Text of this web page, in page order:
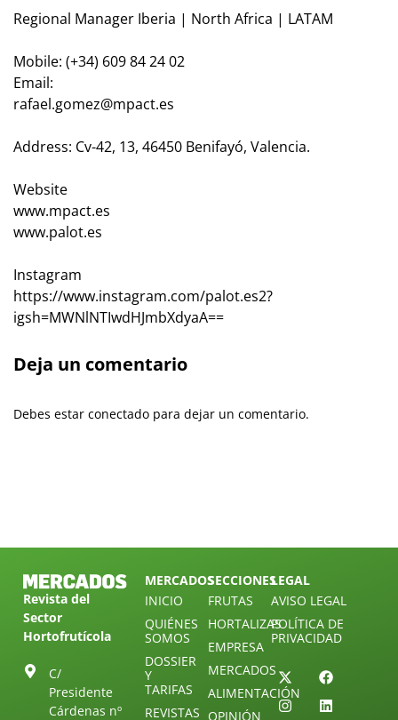
Regional Manager Iberia | North Africa | LATAM
Mobile: (+34) 609 84 24 02
Email:
rafael.gomez@mpact.es
Address: Cv-42, 13, 46450 Benifayó, Valencia.
Website
www.mpact.es
www.palot.es
Instagram
https://www.instagram.com/palot.es2?
igsh=MWNlNTIwdHJmbXdyaA==
Deja un comentario
Debes estar conectado para dejar un comentario.
Revista del
Sector
Hortofrutícola
C/
Presidente
Cárdenas nº
MERCADOS
INICIO
QUIÉNES
SOMOS
DOSSIER
Y
TARIFAS
REVISTAS
SECCIONES
FRUTAS
HORTALIZAS
EMPRESA
MERCADOS
ALIMENTACIÓN
OPINIÓN
LEGAL
AVISO LEGAL
POLÍTICA DE
PRIVACIDAD